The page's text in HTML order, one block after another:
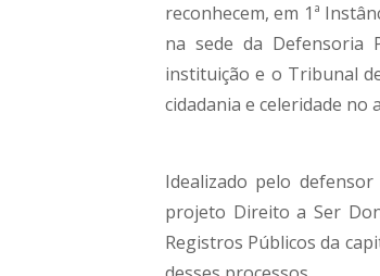
reconhecem, em 1ª
na sede da Defensoria
instituição e o Tribunal
cidadania e celeridade no
Idealizado pelo
projeto Direito a Ser
Registros Públicos da